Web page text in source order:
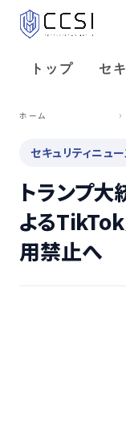
トップ セ
ホーム
セキュリティニュ
トランプ
よる
用禁止へ